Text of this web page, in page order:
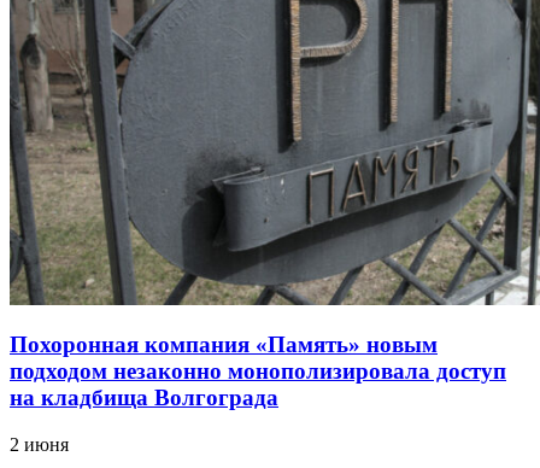
Похоронная компания «Память» новым
подходом незаконно монополизировала доступ
на кладбища Волгограда
2 июня